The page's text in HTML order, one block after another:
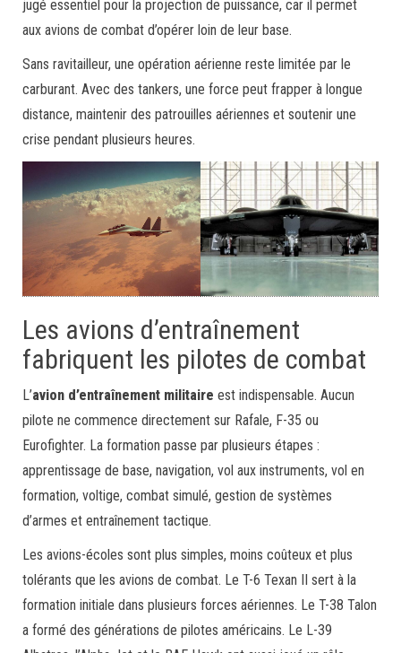
jugé essentiel pour la projection de puissance, car il permet
aux avions de combat d’opérer loin de leur base.
Sans ravitailleur, une opération aérienne reste limitée par le
carburant. Avec des tankers, une force peut frapper à longue
distance, maintenir des patrouilles aériennes et soutenir une
crise pendant plusieurs heures.
Les avions d’entraînement
fabriquent les pilotes de combat
L’avion d’entraînement militaire est indispensable. Aucun
pilote ne commence directement sur Rafale, F-35 ou
Eurofighter. La formation passe par plusieurs étapes :
apprentissage de base, navigation, vol aux instruments, vol en
formation, voltige, combat simulé, gestion de systèmes
d’armes et entraînement tactique.
Les avions-écoles sont plus simples, moins coûteux et plus
tolérants que les avions de combat. Le T-6 Texan II sert à la
formation initiale dans plusieurs forces aériennes. Le T-38 Talon
a formé des générations de pilotes américains. Le L-39